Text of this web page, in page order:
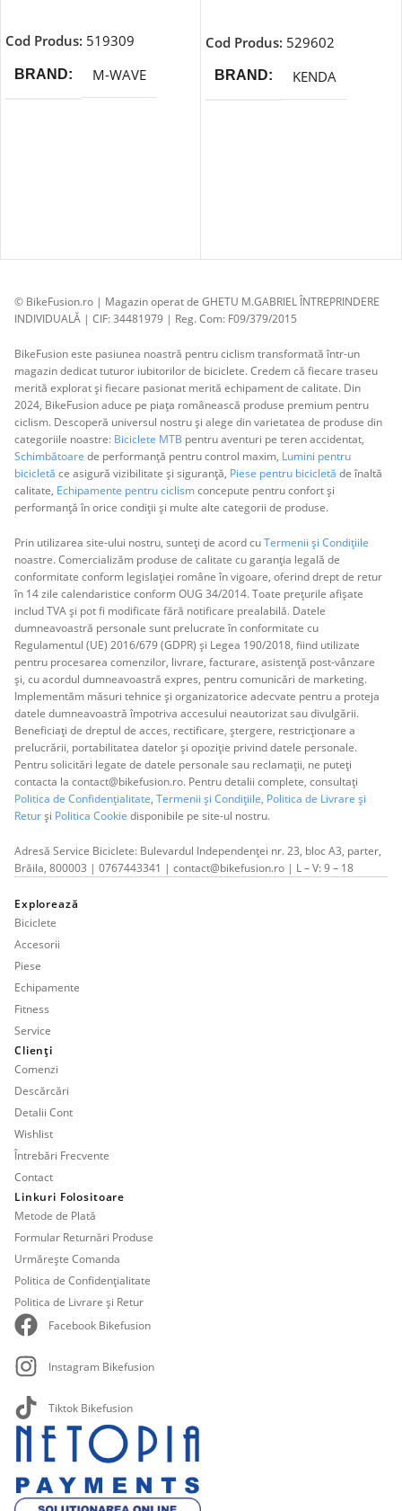
Cod Produs: 519309
BRAND M-WAVE
Cod Produs: 529602
BRAND KENDA
© BikeFusion.ro | Magazin operat de GHETU M.GABRIEL ÎNTREPRINDERE
INDIVIDUALĂ | CIF: 34481979 | Reg. Com: F09/379/2015
BikeFusion este pasiunea noastră pentru ciclism transformată într-un
magazin dedicat tuturor iubitorilor de biciclete. Credem că fiecare traseu
merită explorat și fiecare pasionat merită echipament de calitate. Din
2024, BikeFusion aduce pe piața românească produse premium pentru
ciclism. Descoperă universul nostru și alege din varietatea de produse din
categoriile noastre: Biciclete MTB pentru aventuri pe teren accidentat,
Schimbătoare de performanță pentru control maxim, Lumini pentru
bicicletă ce asigură vizibilitate și siguranță, Piese pentru bicicletă de înaltă
calitate, Echipamente pentru ciclismconcepute pentru confort și
performanță în orice condiții și multe alte categorii de produse.
Prin utilizarea site-ului nostru, sunteți de acord cuTermenii și Condițiile
noastre. Comercializăm produse de calitate cu garanția legală de
conformitate conform legislației române în vigoare, oferind drept de retur
în 14 zile calendaristice conform OUG 34/2014. Toate prețurile afișate
includ TVA și pot fi modificate fără notificare prealabilă. Datele
dumneavoastră personale sunt prelucrate în conformitate cu
Regulamentul (UE) 2016/679 (GDPR) și Legea 190/2018, fiind utilizate
pentru procesarea comenzilor, livrare, facturare, asistență post-vânzare
și, cu acordul dumneavoastră expres, pentru comunicări de marketing.
Implementăm măsuri tehnice și organizatorice adecvate pentru a proteja
datele dumneavoastră împotriva accesului neautorizat sau divulgării.
Beneficiați de dreptul de acces, rectificare, ștergere, restricționare a
prelucrării, portabilitatea datelor și opoziție privind datele personale.
Pentru solicitări legate de datele personale sau reclamații, ne puteți
contacta la contact@bikefusion.ro. Pentru detalii complete, consultați
Politica de Confidențialitate, Termenii și Condițiile, Politica de Livrare și
Returși Politica Cookie disponibile pe site-ul nostru.
Adresă Service Biciclete: Bulevardul Independenței nr. 23, bloc A3, parter,
Brăila, 800003 | 0767443341 | contact@bikefusion.ro | L – V: 9 – 18
Explorează
Biciclete
Accesorii
Piese
Echipamente
Fitness
Service
Clienți
Comenzi
Descărcări
Detalii Cont
Wishlist
Întrebări Frecvente
Contact
Linkuri Folositoare
Metode de Plată
Formular Returnări Produse
Urmărește Comanda
Politica de Confidențialitate
Politica de Livrare și Retur
Facebook Bikefusion
Instagram Bikefusion
Tiktok Bikefusion